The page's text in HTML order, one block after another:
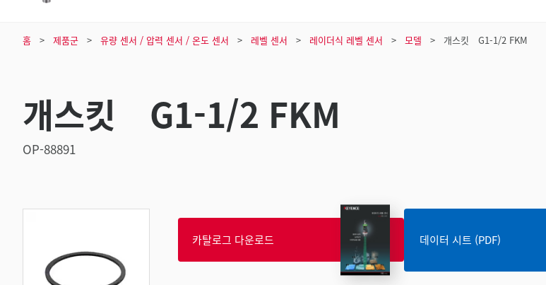
홈 제품군 유량 센서 / 압력 센서 / 온도 센서 레벨 센서 레이더식 레벨 센서 모델 개스킷 G1-1/2 FKM
개스킷 G1-1/2 FKM
OP-88891
카탈로그 다운로드 데이터 시트 (PDF)